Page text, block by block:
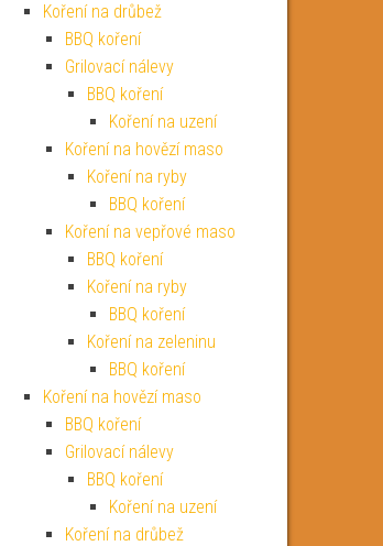
Koření na drůbež
BBQ koření
Grilovací nálevy
BBQ koření
Koření na uzení
Koření na hovězí maso
Koření na ryby
BBQ koření
Koření na vepřové maso
BBQ koření
Koření na ryby
BBQ koření
Koření na zeleninu
BBQ koření
Koření na hovězí maso
BBQ koření
Grilovací nálevy
BBQ koření
Koření na uzení
Koření na drůbež